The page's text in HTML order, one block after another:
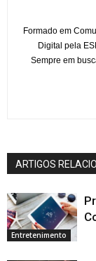
Formado em
Digital pela
Sempre em
ARTIGOS
Entretenimento